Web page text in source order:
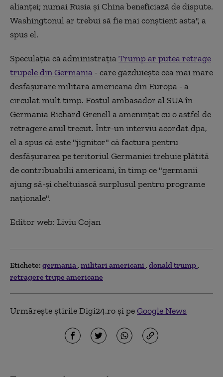
alianţei; numai Rusia şi China beneficiază de dispute.
Washingtonul ar trebui să fie mai conştient asta'', a
spus el.
Speculaţia că administraţiaTrump ar putea retrage
trupele din Germania - care găzduieşte cea mai mare
desfăşurare militară americană din Europa - a
circulat mult timp. Fostul ambasador al SUA în
Germania Richard Grenell a ameninţat cu o astfel de
retragere anul trecut. Într-un interviu acordat dpa,
el a spus că este "jignitor" că factura pentru
desfăşurarea pe teritoriul Germaniei trebuie plătită
de contribuabilii americani, în timp ce "germanii
ajung să-şi cheltuiască surplusul pentru programe
naţionale".
Editor web: Liviu Cojan
Etichete: germania militari americani donald trump
retragere trupe americane
Urmărește știrile Digi24.ro și peGoogle News